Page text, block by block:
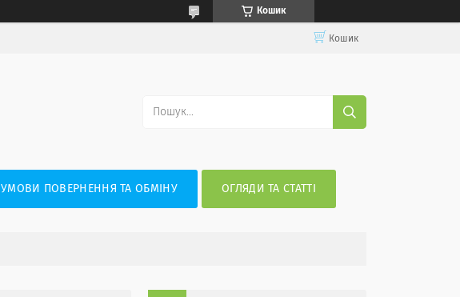
Кошик
Кошик
УМОВИ ПОВЕРНЕННЯ ТА ОБМІНУ ОГЛЯДИ ТА СТАТТІ